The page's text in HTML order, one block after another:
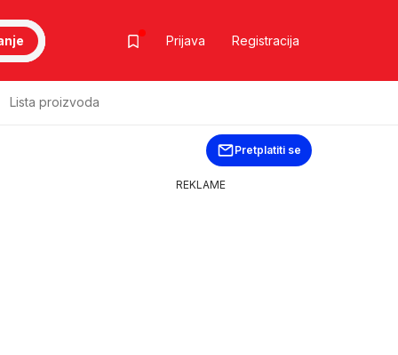
Prijava Registracija
Lista proizvoda
Pretplatiti se
REKLAME